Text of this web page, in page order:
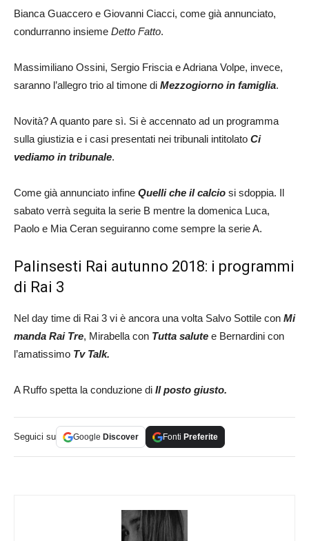
Bianca Guaccero e Giovanni Ciacci, come già annunciato,
condurranno insieme Detto Fatto.
Massimiliano Ossini, Sergio Friscia e Adriana Volpe, invece,
saranno l’allegro trio al timone di Mezzogiorno in famiglia.
Novità? A quanto pare sì. Si è accennato ad un programma
sulla giustizia e i casi presentati nei tribunali intitolato Ci
vediamo in tribunale.
Come già annunciato infine Quelli che il calcio si sdoppia. Il
sabato verrà seguita la serie B mentre la domenica Luca,
Paolo e Mia Ceran seguiranno come sempre la serie A.
Palinsesti Rai autunno 2018: i programmi
di Rai 3
Nel day time di Rai 3 vi è ancora una volta Salvo Sottile con Mi
manda Rai Tre, Mirabella con Tutta salute e Bernardini con
l’amatissimo Tv Talk.
A Ruffo spetta la conduzione di Il posto giusto.
Seguici su Google Discover Fonti Preferite